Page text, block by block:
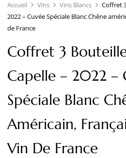
Accueil Vins Vins Blancs
Coffret
2022 – Cuvée Spéciale Blanc Chêne
de France
Coffret 3
Capelle – 2022 –
Spéciale Blanc
Américain,
Vin De France